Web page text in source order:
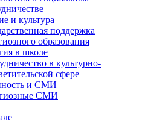
и культура
поддержка
образования
в школе
в культурно-
сфере
и СМИ
СМИ